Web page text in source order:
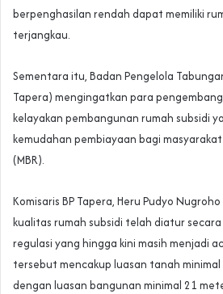
berpenghasilan rendah dapat memiliki
terjangkau.
Sementara itu, Badan Pengelola
Tapera) mengingatkan para
kelayakan pembangunan rumah subsidi
kemudahan pembiayaan bagi
(MBR).
Komisaris BP Tapera, Heru Pudyo
kualitas rumah subsidi telah diatur
regulasi yang hingga kini masih menjadi
tersebut mencakup luasan tanah
dengan luasan bangunan minimal 21